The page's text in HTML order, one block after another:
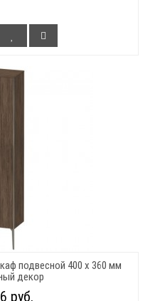
подвесной 400 x 360 мм
декор
руб.